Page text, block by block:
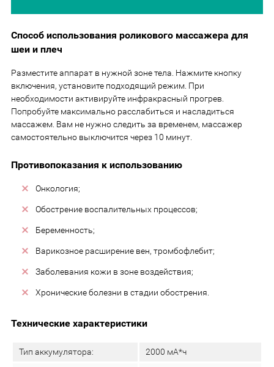
Способ использования роликового массажера для
шеи и плеч
Разместите аппарат в нужной зоне тела. Нажмите кнопку
включения, установите подходящий режим. При
необходимости активируйте инфракрасный прогрев.
Попробуйте максимально расслабиться и насладиться
массажем. Вам не нужно следить за временем, массажер
самостоятельно выключится через 10 минут.
Противопоказания к использованию
Онкология;
Обострение воспалительных процессов;
Беременность;
Варикозное расширение вен, тромбофлебит;
Заболевания кожи в зоне воздействия;
Хронические болезни в стадии обострения.
Технические характеристики
Тип аккумулятора: 2000 мА*ч